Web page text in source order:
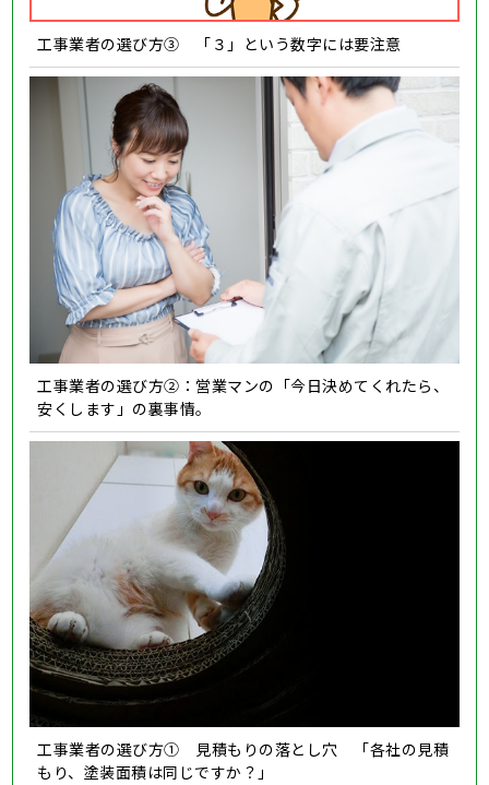
工事業者の選び方③ 「３」という数字には要注意
工事業者の選び方②：営業マンの「今日決めてくれたら、
安くします」の裏事情。
工事業者の選び方① 見積もりの落とし穴 「各社の見積
もり、塗装面積は同じですか？」